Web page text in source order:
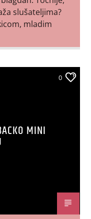
slušateljima?
mladim
0
MINI